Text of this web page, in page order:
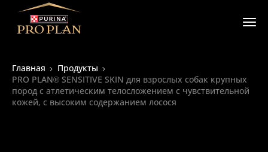
Главная
Продукты
PRO PLAN® SENSITIVE SKIN для взрослых собак крупных
пород с атлетическим телосложением с чувствительной
кожей, с высоким содержанием лосося